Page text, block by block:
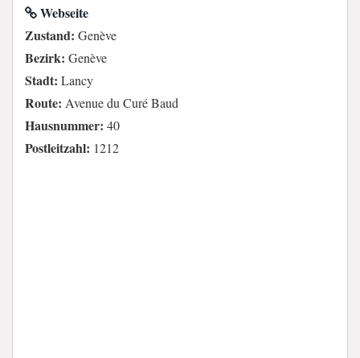
Webseite
Zustand: Genève
Bezirk: Genève
Stadt: Lancy
Route: Avenue du Curé Baud
Hausnummer: 40
Postleitzahl: 1212